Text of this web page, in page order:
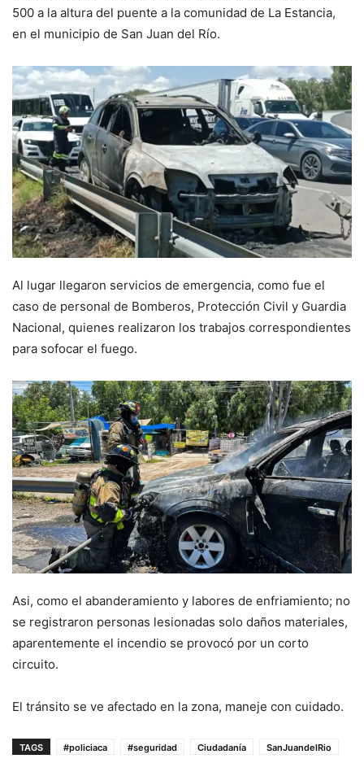
500 a la altura del puente a la comunidad de La Estancia,
en el municipio de San Juan del Río.
Al lugar llegaron servicios de emergencia, como fue el
caso de personal de Bomberos, Protección Civil y Guardia
Nacional, quienes realizaron los trabajos correspondientes
para sofocar el fuego.
Asi, como el abanderamiento y labores de enfriamiento; no
se registraron personas lesionadas solo daños materiales,
aparentemente el incendio se provocó por un corto
circuito.
El tránsito se ve afectado en la zona, maneje con cuidado.
TAGS #policiaca #seguridad Ciudadanía SanJuandelRio